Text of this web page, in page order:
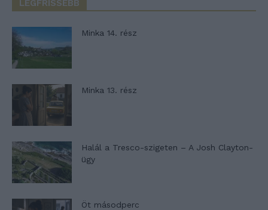
LEGFRISSEBB
Minka 14. rész
Minka 13. rész
Halál a Tresco-szigeten – A Josh Clayton-
ügy
Öt másodperc